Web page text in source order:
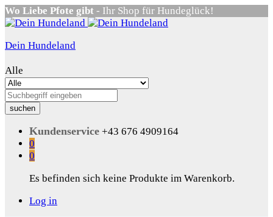
Wo Liebe Pfote gibt - Ihr Shop für Hundeglück!
Dein Hundeland
Alle
suchen
Kundenservice +43 676 4909164
0
0
Es befinden sich keine Produkte im Warenkorb.
Log in